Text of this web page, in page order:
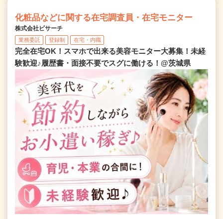
化粧品などに関する在宅調査員・在宅モニター
株式会社ビサーチ
業務委託 登録制 在宅・内職
完全在宅OK！スマホで出来る美容モニター大募集！未経
験歓迎♪履歴書・面接不要でスグに働ける！@茨城県